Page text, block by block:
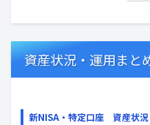
資産状況・運用まと
新NISA・特定口座 資産状